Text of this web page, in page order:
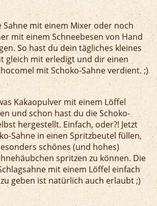
Sahne mit einem Mixer oder noch
mit einem Schneebesen von Hand
So hast du dein tägliches kleines
gleich mit erledigt und dir einen
mit Schoko-Sahne verdient. ;)
Kakaopulver mit einem Löffel
und schon hast du die Schoko-
hergestellt. Einfach, oder?! Jetzt
Sahne in einen Spritzbeutel füllen,
schönes (und hohes)
spritzen zu können. Die
mit einem Löffel einfach
geben ist natürlich auch erlaubt ;)